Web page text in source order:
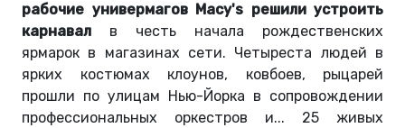
рабочие универмагов Macy's решили устроить
карнавал в честь начала рождественских
ярмарок в магазинах сети. Четыреста людей в
ярких костюмах клоунов, ковбоев, рыцарей
прошли по улицам Нью-Йорка в сопровождении
профессиональных оркестров и... 25 живых